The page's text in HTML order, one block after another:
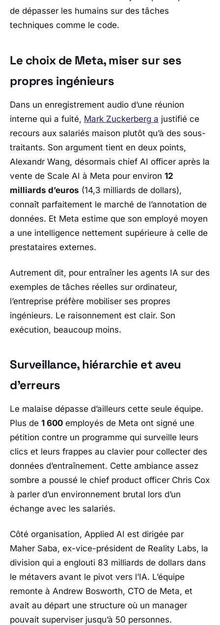
de dépasser les humains sur des tâches
techniques comme le code.
Le choix de Meta, miser sur ses
propres ingénieurs
Dans un enregistrement audio d’une réunion
interne qui a fuité, Mark Zuckerberg a justifié ce
recours aux salariés maison plutôt qu’à des sous-
traitants. Son argument tient en deux points,
Alexandr Wang, désormais chief AI officer après la
vente de Scale AI à Meta pour environ 12
milliards d’euros (14,3 milliards de dollars),
connaît parfaitement le marché de l’annotation de
données. Et Meta estime que son employé moyen
a une intelligence nettement supérieure à celle de
prestataires externes.
Autrement dit, pour entraîner les agents IA sur des
exemples de tâches réelles sur ordinateur,
l’entreprise préfère mobiliser ses propres
ingénieurs. Le raisonnement est clair. Son
exécution, beaucoup moins.
Surveillance, hiérarchie et aveu
d’erreurs
Le malaise dépasse d’ailleurs cette seule équipe.
Plus de 1 600 employés de Meta ont signé une
pétition contre un programme qui surveille leurs
clics et leurs frappes au clavier pour collecter des
données d’entraînement. Cette ambiance assez
sombre a poussé le chief product officer Chris Cox
à parler d’un environnement brutal lors d’un
échange avec les salariés.
Côté organisation, Applied AI est dirigée par
Maher Saba, ex-vice-président de Reality Labs, la
division qui a englouti 83 milliards de dollars dans
le métavers avant le pivot vers l’IA. L’équipe
remonte à Andrew Bosworth, CTO de Meta, et
avait au départ une structure où un manager
pouvait superviser jusqu’à 50 personnes.